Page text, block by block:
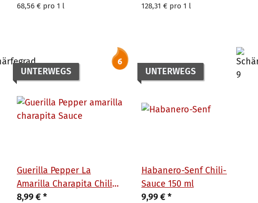
68,56 € pro 1 l 128,31 € pro 1 l
UNTERWEGS
Guerilla Pepper La
Amarilla Charapita Chili
Sauce 100ml
8,99 €*
UNTERWEGS
Habanero-Senf Chili-
Sauce 150 ml
9,99 €*